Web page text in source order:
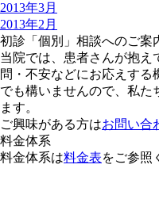
2013年3月
2013年2月
初診「個別」相談へのご案
当院では、患者さんが抱え
問・不安などにお応えする
でも構いませんので、私た
ます。
ご興味がある方はお問い合
料金体系
料金体系は料金表をご参照